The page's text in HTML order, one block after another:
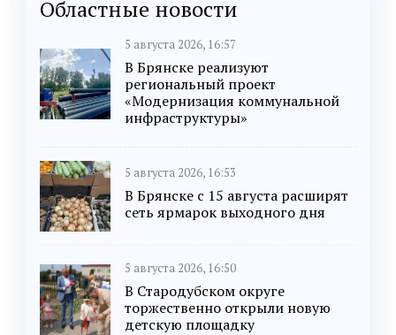
Областные новости
5 августа 2026, 16:57
В Брянске реализуют
региональный проект
«Модернизация коммунальной
инфраструктуры»
5 августа 2026, 16:53
В Брянске с 15 августа расширят
сеть ярмарок выходного дня
5 августа 2026, 16:50
В Стародубском округе
торжественно открыли новую
детскую площадку